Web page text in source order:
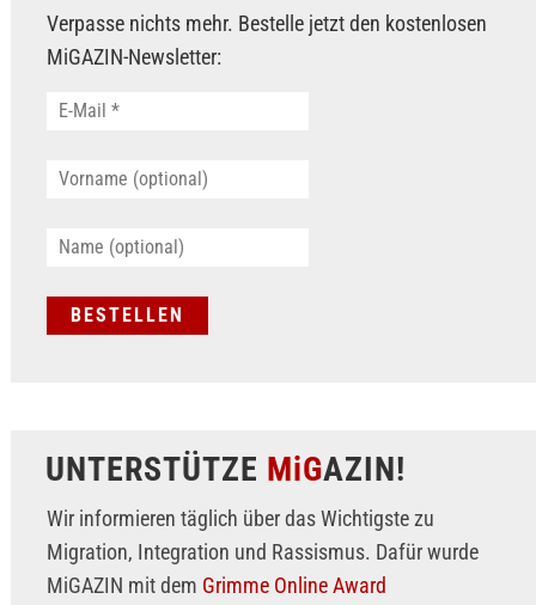
Verpasse nichts mehr. Bestelle jetzt den kostenlosen
MiGAZIN-Newsletter:
UNTERSTÜTZE MiGAZIN!
Wir informieren täglich über das Wichtigste zu
Migration, Integration und Rassismus. Dafür wurde
MiGAZIN mit dem Grimme Online Award